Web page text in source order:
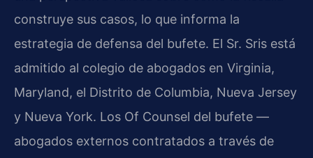
construye sus casos, lo que informa la
estrategia de defensa del bufete. El Sr. Sris está
admitido al colegio de abogados en Virginia,
Maryland, el Distrito de Columbia, Nueva Jersey
y Nueva York. Los Of Counsel del bufete —
abogados externos contratados a través de